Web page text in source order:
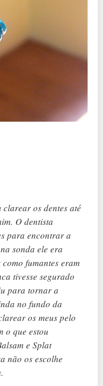
clarear os dentes até
O dentista
para encontrar a
sonda ele era
fumantes eram
tivesse segurado
para tornar a
no fundo da
os meus pelo
o que estou
e Splat
não os escolhe